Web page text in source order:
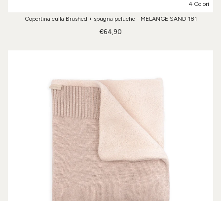
4 Colori
Copertina culla Brushed + spugna peluche - MELANGE SAND 181
€64,90